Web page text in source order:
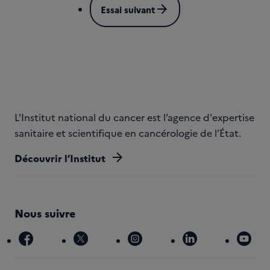
Essai suivantarrow_forward
L'Institut national du cancer est l’agence d'expertise
sanitaire et scientifique en cancérologie de l’État.
Découvrir l’Institut arrow_forward
Nous suivre
facebook x instagram linkedin